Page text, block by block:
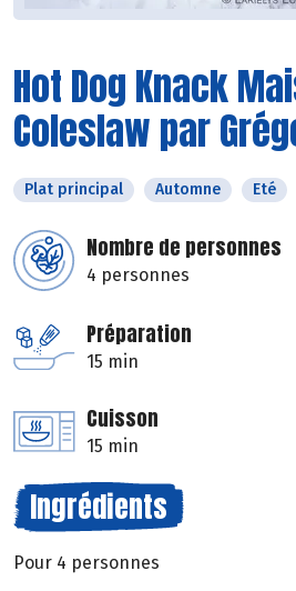
Hot Dog Knack
Coleslaw par
Plat principal Automne Eté
Nombre de personnes
4 personnes
Préparation
15 min
Cuisson
15 min
Ingrédients
Pour 4 personnes